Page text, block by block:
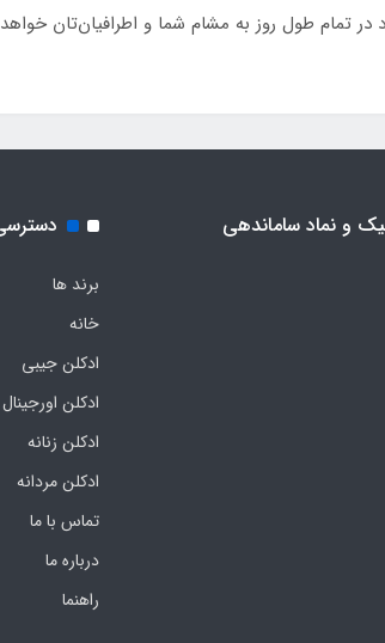
در تمام طول روز به مشام شما و اطرافیان‌تان
و نماد ساماندهی
برند ها
خانه
ادکلن جیبی
ادکلن اورجینال
ادکلن زنانه
ادکلن مردانه
تماس با ما
درباره ما
راهنما